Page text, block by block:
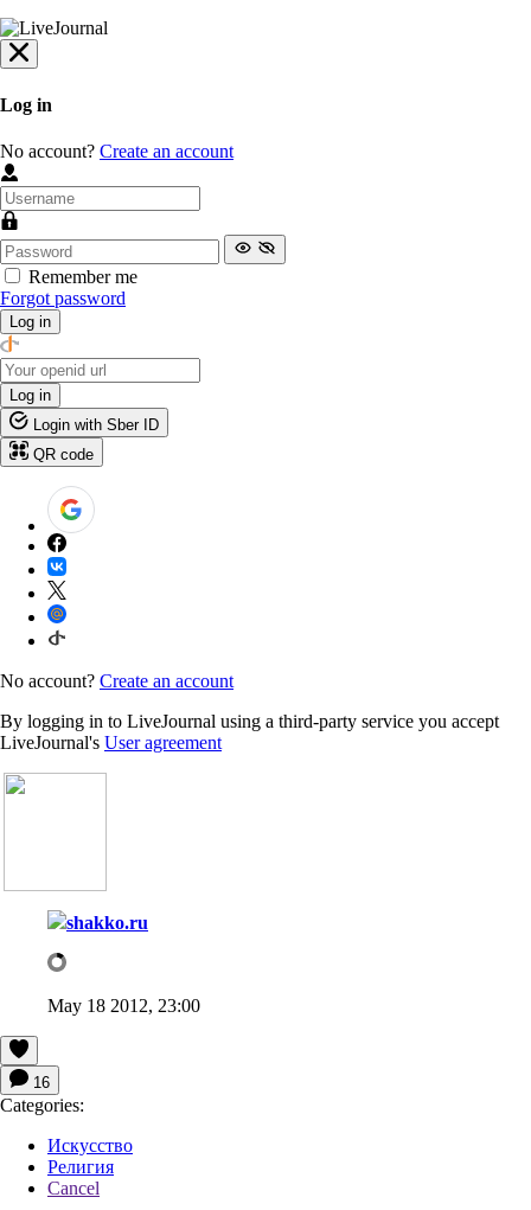
Log in
No account? Create an account
Remember me
Forgot password
Log in
Log in
Login with Sber ID
QR code
No account? Create an account
By logging in to LiveJournal using a third-party service you accept
LiveJournal's User agreement
shakko.ru
May 18 2012, 23:00
16
Categories:
Искусство
Религия
Cancel